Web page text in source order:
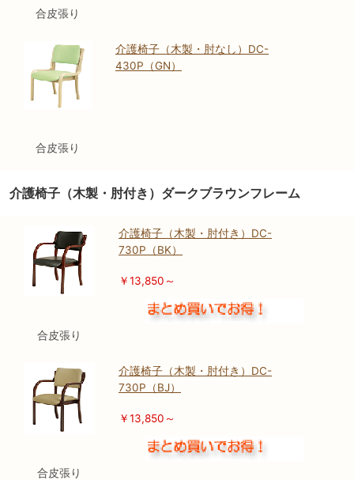
合皮張り
合皮張り
介護椅子（木製・肘なし）DC-
430P（GN）
介護椅子（木製・肘付き）ダークブラウンフレーム
合皮張り
介護椅子（木製・肘付き）DC-
730P（BK）
￥13,850～
合皮張り
介護椅子（木製・肘付き）DC-
730P（BJ）
￥13,850～